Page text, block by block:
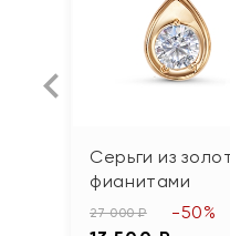
Серьги из
фианитами
27 000 ₽ -50%